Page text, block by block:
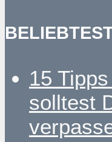
15
solltest